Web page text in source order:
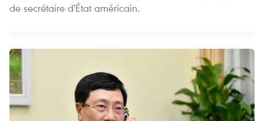
de secrétaire d'État américain.